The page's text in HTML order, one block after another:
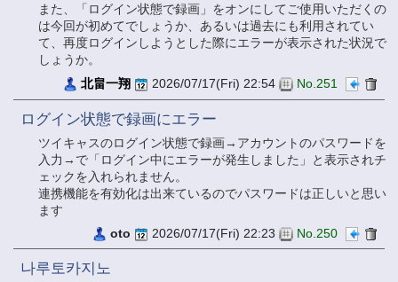
また、「ログイン状態で録画」をオンにしてご使用いただくの
は今回が初めてでしょうか、あるいは過去にも利用されてい
て、再度ログインしようとした際にエラーが表示された状況で
しょうか。
北畠一翔
2026/07/17(Fri) 22:54 No.251
ログイン状態で録画にエラー
ツイキャスのログイン状態で録画→アカウントのパスワードを
入力→で「ログイン中にエラーが発生しました」と表示されチ
ェックを入れられません。
連携機能を有効化は出来ているのでパスワードは正しいと思い
ます
oto
2026/07/17(Fri) 22:23 No.250
나루토카지노